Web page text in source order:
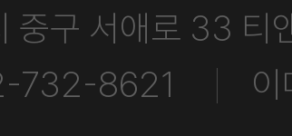
중구 서애로 33 티
732-8621 이